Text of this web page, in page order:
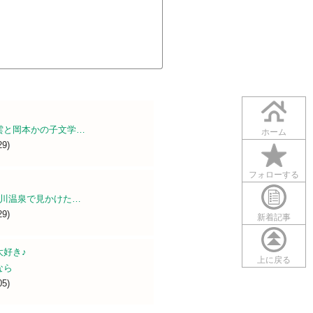
ホーム
フォローする
新着記事
上に戻る
と岡本かの子文学…
温泉で見かけた…
好き♪
ら